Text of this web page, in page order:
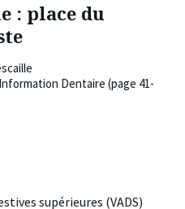
: place du
Dentaire (page 41-
supérieures (VADS)